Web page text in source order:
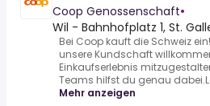
Coop Genossenschaft•
Wil - Bahnhofplatz 1, St.
Bei Coop kauft die Schweiz
unsere Kundschaft
Einkaufserlebnis
Teams hilfst du genau
Mehr anzeigen